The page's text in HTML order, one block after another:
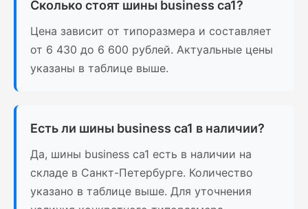
Сколько стоят шины business ca1?
Цена зависит от типоразмера и составляет
от 6 430 до 6 600 рублей. Актуальные цены
указаны в таблице выше.
Есть ли шины business ca1 в наличии?
Да, шины business ca1 есть в наличии на
складе в Санкт-Петербурге. Количество
указано в таблице выше. Для уточнения